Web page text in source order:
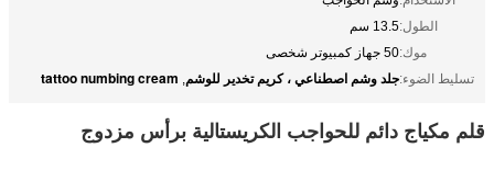
الطول:13.5 سم
موك:50 جهاز كمبيوتر شخصى
تسليط الضوء:جلد وشم اصطناعي ، كريم تخدير للوشم,
tattoo numbing cream
قلم مكياج دائم للحواجب الكريستالية برأس مزدوج